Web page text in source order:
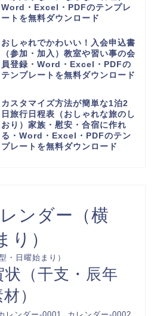
り方が簡単で見やすい）Word・
Excelのテンプレートを無料ダウ
読書感想文の記録ノート（小学生
の低学年から高学年の子供）おし
ゃれなイラスト背景・Word・
少人数で作り方が簡単な連絡網
（社内・自治会・町内会・PTA・
子供会）可愛い背景・Word・
Excel・PDFのテンプレートを無
オシャレな素材・Word・
Excel・PDFのテンプレートを無
料ダウンロード
かわいいお小遣い帳（使い道の記
録表）収入・支出（1か月間のお
金が足りないにならない管理）
Word・Excel・PDFのテンプレ
ートを無料ダウンロード